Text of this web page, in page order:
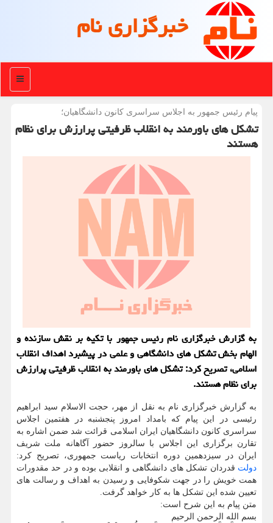
خبرگزاری نام
منو
پیام رئیس جمهور به اجلاس سراسری كانون دانشگاهیان؛
تشکل های باورمند به انقلاب ظرفیتی پرارزش برای نظام
هستند
به گزارش خبرگزاری نام رئیس جمهور با تکیه بر نقش سازنده و
الهام بخش تشکل های دانشگاهی و علمی در پیشبرد اهداف انقلاب
اسلامی، تصریح کرد: تشکل های باورمند به انقلاب ظرفیتی پرارزش
برای نظام هستند.
به گزارش خبرگزاری نام به نقل از مهر، حجت الاسلام سید ابراهیم
رئیسی در این پیام که بامداد امروز پنجشنبه در هفتمین اجلاس
سراسری کانون دانشگاهیان ایران اسلامی قرائت شد ضمن اشاره به
تقارن برگزاری این اجلاس با سالروز حضور آگاهانه ملت شریف
ایران در سیزدهمین دوره انتخابات ریاست جمهوری، تصریح کرد:
دولت قدردان تشکل های دانشگاهی و انقلابی بوده و در حد مقدورات
همت خویش را در جهت شکوفایی و رسیدن به اهداف و رسالت های
تعیین شده این تشکل ها به کار خواهد گرفت.
متن پیام به این شرح است:
بسم الله الرحمن الرحیم